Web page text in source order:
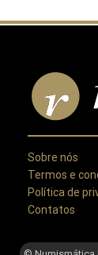
Este site
Sobre nós
Termos e
Política de
Contatos